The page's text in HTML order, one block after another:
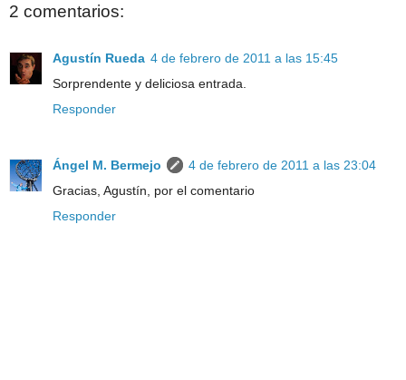
2 comentarios:
Agustín Rueda 4 de febrero de 2011 a las 15:45
Sorprendente y deliciosa entrada.
Responder
Ángel M. Bermejo
4 de febrero de 2011 a las 23:04
Gracias, Agustín, por el comentario
Responder